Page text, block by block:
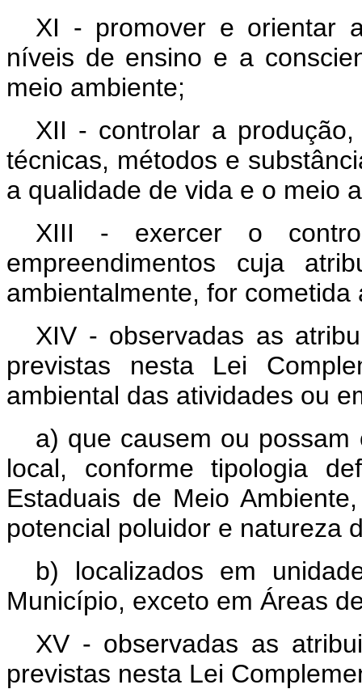
XI - promover e orientar
níveis de ensino e a
meio ambiente;
XII - controlar a
técnicas, métodos e
a qualidade de vida e o meio
XIII - exercer o
empreendimentos cuja
ambientalmente, for
XIV - observadas as
previstas nesta Lei
ambiental das atividades ou
a) que causem ou
local, conforme tipologia
Estaduais de Meio
potencial poluidor e natureza
b) localizados em
Município, exceto em Áreas
XV - observadas as
previstas nesta Lei